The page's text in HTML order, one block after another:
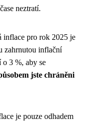
neztratí.
inflace pro rok 2025 je
zahrnutou inflační
o 3 %, aby se
jste chráněni
je pouze odhadem